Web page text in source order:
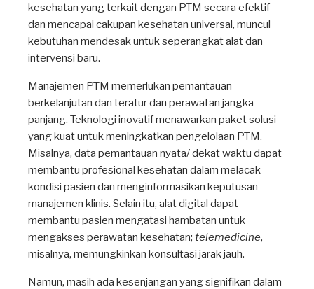
kesehatan yang terkait dengan PTM secara efektif
dan mencapai cakupan kesehatan universal, muncul
kebutuhan mendesak untuk seperangkat alat dan
intervensi baru.
Manajemen PTM memerlukan pemantauan
berkelanjutan dan teratur dan perawatan jangka
panjang. Teknologi inovatif menawarkan paket solusi
yang kuat untuk meningkatkan pengelolaan PTM.
Misalnya, data pemantauan nyata/ dekat waktu dapat
membantu profesional kesehatan dalam melacak
kondisi pasien dan menginformasikan keputusan
manajemen klinis. Selain itu, alat digital dapat
membantu pasien mengatasi hambatan untuk
mengakses perawatan kesehatan; telemedicine,
misalnya, memungkinkan konsultasi jarak jauh.
Namun, masih ada kesenjangan yang signifikan dalam